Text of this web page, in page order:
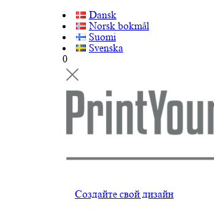
Dansk
Norsk bokmål
Suomi
Svenska
0
Создайте свой дизайн